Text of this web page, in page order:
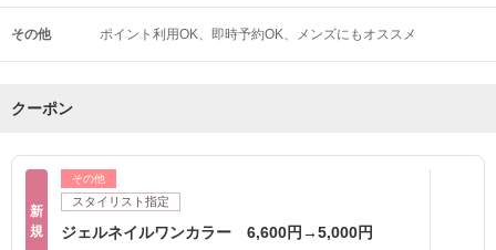
その他 ポイント利用OK 即時予約OK メンズにもオススメ
クーポン
新
規
その他
スタイリスト指定
ジェルネイルワンカラー 6,600円→5,000円